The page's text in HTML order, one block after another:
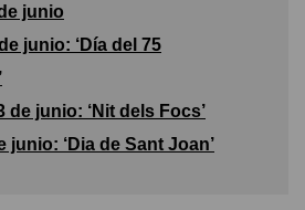
junio
junio: ‘Día del 75
de junio: ‘Nit dels Focs’
junio: ‘Dia de Sant Joan’